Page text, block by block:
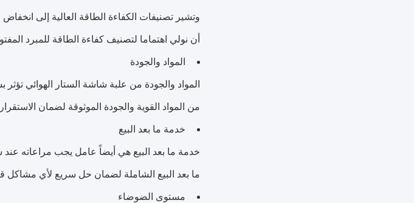
وتشير تصنيفات الكفاءة الطاقة العالية إلى
أن نولي اهتماما لتصنيف كفاءة الطاقة للمبرد
المواد والجودة
المواد والجودة من علبة شاشة الستار الهوائي
من المواد القوية والجودة الموثوقة لضمان
خدمة ما بعد البيع
خدمة ما بعد البيع هي أيضاً عامل يجب مراعاته
ما بعد البيع الشاملة لضمان حل سريع لأي مشاكل قد
مستوى الضوضاء